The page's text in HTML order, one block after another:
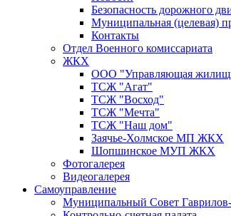
Безопасность дорожного
Муниципальная (целевая)
Контакты
Отдел Военного комиссариата
ЖКХ
ООО "Управляющая
ТСЖ "Агат"
ТСЖ "Восход"
ТСЖ "Мечта"
ТСЖ "Наш дом"
Заячье-Холмское МП ЖКХ
Шопшинское МУП ЖКХ
Фотогалерея
Видеогалерея
Самоуправление
Муниципальный Совет